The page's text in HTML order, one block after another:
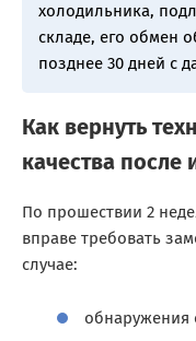
холодильника,
складе, его обмен
позднее 30 дней с
Как вернуть
качества после
По прошествии 2
вправе требовать
случае:
обнаружения